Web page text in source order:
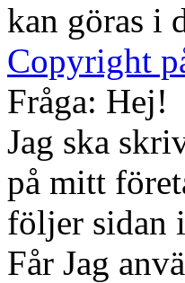
kan göras i
Copyright
Fråga: Hej!
Jag ska
på mitt
följer sidan
Får Jag